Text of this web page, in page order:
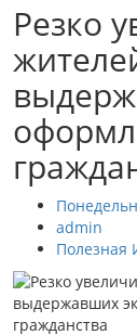
Резко
admin
Полезная